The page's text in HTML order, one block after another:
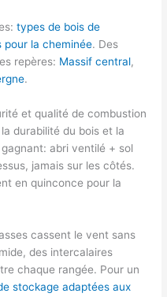
types de bois de
pour la cheminée. Des
repères: Massif central,
.
et qualité de combustion
durabilité du bois et la
abri ventilé + sol
jamais sur les côtés.
en quinconce pour la
cassent le vent sans
des intercalaires
chaque rangée. Pour un
stockage adaptées aux